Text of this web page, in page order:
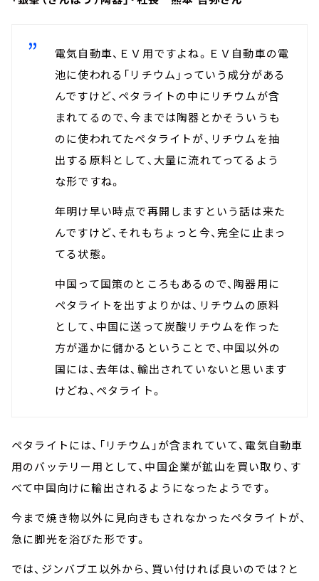
電気自動車、ＥＶ用ですよね。ＥＶ自動車の電
池に使われる「リチウム」っていう成分がある
んですけど、ペタライトの中にリチウムが含
まれてるので、今までは陶器とかそういうも
のに使われてたペタライトが、リチウムを抽
出する原料として、大量に流れてってるよう
な形ですね。
年明け早い時点で再開しますという話は来た
んですけど、それもちょっと今、完全に止まっ
てる状態。
中国って国策のところもあるので、陶器用に
ペタライトを出すよりかは、リチウムの原料
として、中国に送って炭酸リチウムを作った
方が遥かに儲かるということで、中国以外の
国には、去年は、輸出されていないと思います
けどね、ペタライト。
ペタライトには、「リチウム」が含まれていて、電気自動車
用のバッテリー用として、中国企業が鉱山を買い取り、す
べて中国向けに輸出されるようになったようです。
今まで焼き物以外に見向きもされなかったペタライトが、
急に脚光を浴びた形です。
では、ジンバブエ以外から、買い付ければ良いのでは？と